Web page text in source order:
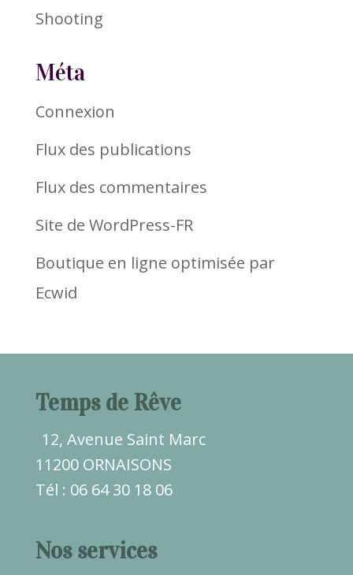
Shooting
Méta
Connexion
Flux des publications
Flux des commentaires
Site de WordPress-FR
Boutique en ligne optimisée par
Ecwid
Temps de Rêve
12, Avenue Saint Marc
11200 ORNAISONS
Tél : 06 64 30 18 06
Nos services